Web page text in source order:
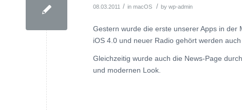
08.03.2011 / in macOS / by wp-admin
Gestern wurde die erste unserer Apps in der
iOS 4.0 und neuer Radio gehört werden
Gleichzeitig wurde auch die News-Page
und modernen Look.